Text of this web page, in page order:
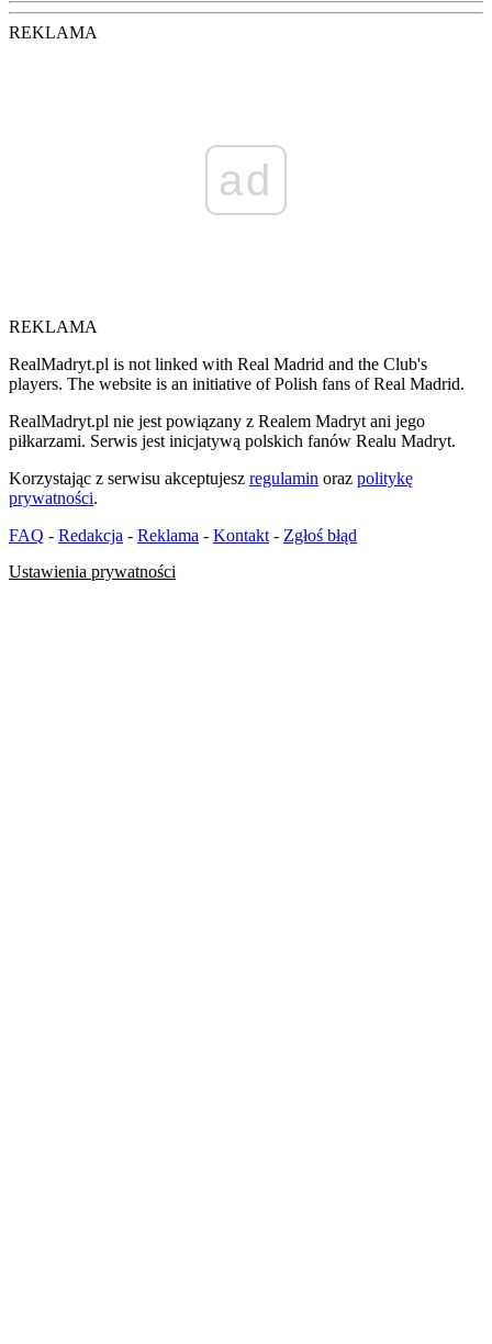
REKLAMA
ad
REKLAMA
RealMadryt.pl is not linked with Real Madrid and the Club's
players. The website is an initiative of Polish fans of Real Madrid.
RealMadryt.pl nie jest powiązany z Realem Madryt ani jego
piłkarzami. Serwis jest inicjatywą polskich fanów Realu Madryt.
Korzystając z serwisu akceptujesz regulamin oraz politykę
prywatności.
FAQ - Redakcja - Reklama - Kontakt - Zgłoś błąd
Ustawienia prywatności